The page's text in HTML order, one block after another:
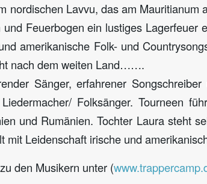
nordischen Lavvu, das am Mauritianum
Feuerbogen ein lustiges Lagerfeuer
amerikanische Folk- und
nach dem weiten Land…….
Sänger, erfahrener
Folksänger. Tourneen
und Rumänien. Tochter Laura steht
mit Leidenschaft irische und
den Musikern unter (